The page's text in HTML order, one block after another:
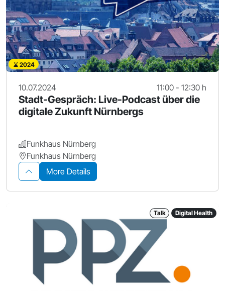
2024
10.07.2024 11:00 - 12:30 h
Stadt-Gespräch: Live-Podcast über die
digitale Zukunft Nürnbergs
Funkhaus Nürnberg
Funkhaus Nürnberg
More Details
Talk Digital Health